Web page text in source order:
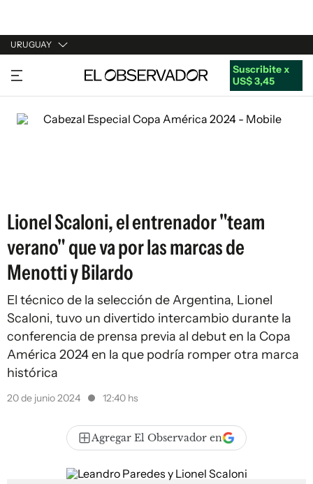
URUGUAY
URUGUAY
ARGENTINA
ESPAÑA
Suscribite x
US$ 3,45
Lionel Scaloni, el entrenador "team
verano" que va por las marcas de
Menotti y Bilardo
El técnico de la selección de Argentina, Lionel
Scaloni, tuvo un divertido intercambio durante la
conferencia de prensa previa al debut en la Copa
América 2024 en la que podría romper otra marca
histórica
20 de junio 2024 12:40 hs
Agregar El Observador en